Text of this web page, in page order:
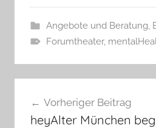
Angebote und Beratung,
Forumtheater,
Vorheriger Beitrag
heyAlter München